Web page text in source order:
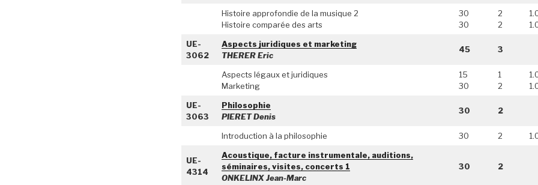
Histoire approfondie de la musique 2
Histoire comparée des arts
30
30
2
2
UE-
3062
Aspects juridiques et marketing
THERER Eric
45 3
Aspects légaux et juridiques
Marketing
15
30
1
2
UE-
3063
Philosophie
PIERET Denis
30 2
Introduction à la philosophie 30 2
UE-
4314
Acoustique, facture instrumentale, auditions,
séminaires, visites, concerts 1
ONKELINX Jean-Marc
30 2